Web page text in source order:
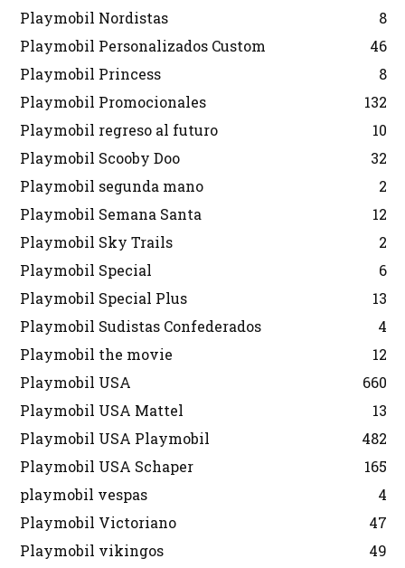
Playmobil Nordistas
8
Playmobil Personalizados Custom
46
Playmobil Princess
8
Playmobil Promocionales
132
Playmobil regreso al futuro
10
Playmobil Scooby Doo
32
Playmobil segunda mano
2
Playmobil Semana Santa
12
Playmobil Sky Trails
2
Playmobil Special
6
Playmobil Special Plus
13
Playmobil Sudistas Confederados
4
Playmobil the movie
12
Playmobil USA
660
Playmobil USA Mattel
13
Playmobil USA Playmobil
482
Playmobil USA Schaper
165
playmobil vespas
4
Playmobil Victoriano
47
Playmobil vikingos
49